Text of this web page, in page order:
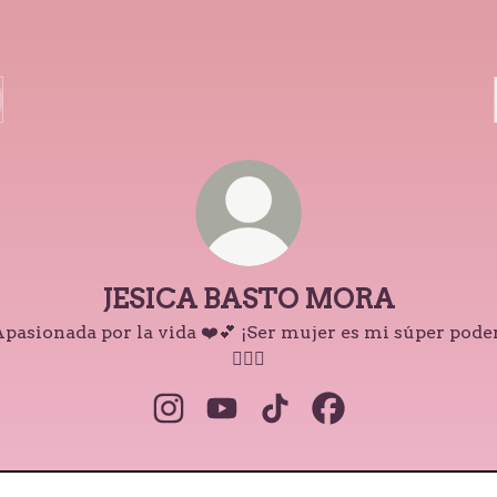
JESICA BASTO MORA
por la vida ❤️💕 ¡Ser mujer es mi súper
👷‍♀️✨